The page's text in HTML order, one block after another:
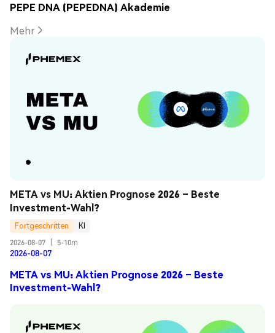
PEPE DNA (PEPEDNA) Akademie
Mehr
META vs MU: Aktien Prognose 2026 – Beste
Investment-Wahl?
Fortgeschritten
KI
2026-08-07
5-10m
2026-08-07
META vs MU: Aktien Prognose 2026 – Beste
Investment-Wahl?